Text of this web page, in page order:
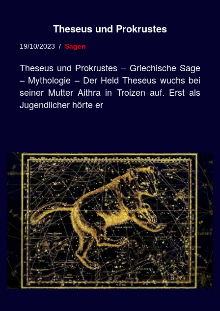
Theseus und Prokrustes
19/10/2023 Sagen
Theseus und Prokrustes – Griechische Sage
– Mythologie – Der Held Theseus wuchs bei
seiner Mutter Aithra in Troizen auf. Erst als
Jugendlicher hörte er